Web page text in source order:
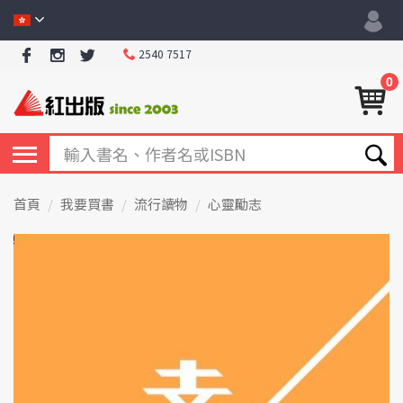
2540 7517
0
首頁 我要買書 流行讀物 心靈勵志